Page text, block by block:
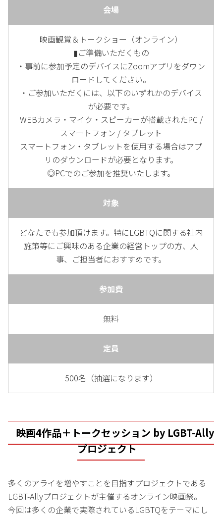
会場
映画観賞＆トークショー（オンライン）
▮ご準備いただくもの
・事前に参加予定のデバイスにZoomアプリをダウン
ロードしてください。
・ご参加いただくには、以下のいずれかのデバイス
が必要です。
WEBカメラ・マイク・スピーカーが搭載されたPC /
スマートフォン / タブレット
スマートフォン・タブレットを使用する場合はアプ
リのダウンロードが必要となります。
◎PCでのご参加を推奨いたします。
対象
どなたでも参加頂けます。特にLGBTQに関する社内
施策等にご興味のある企業の経営トップの方、人
事、ご担当者におすすめです。
参加費
無料
定員
500名（抽選になります）
映画4作品＋トークセッション by LGBT-Ally
プロジェクト
多くのアライを増やすことを目指すプロジェクトである
LGBT-Allyプロジェクトが主催するオンライン映画祭。
今回は多くの企業で実際されているLGBTQをテーマにし